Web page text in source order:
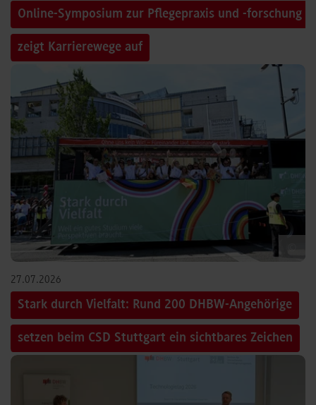
Online-Symposium zur Pflegepraxis und -forschung
zeigt Karrierewege auf
27.07.2026
Stark durch Vielfalt: Rund 200 DHBW-Angehörige
setzen beim CSD Stuttgart ein sichtbares Zeichen